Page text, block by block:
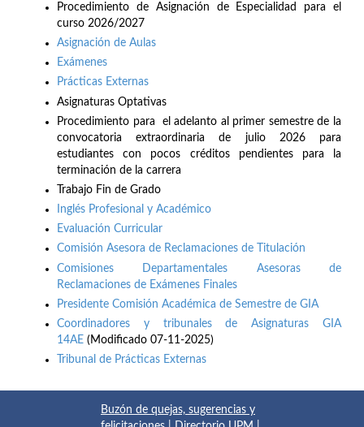
Procedimiento de Asignación de Especialidad para el
curso 2026/2027
Asignación de Aulas
Exámenes
Prácticas Externas
Asignaturas Optativas
Procedimiento para el adelanto al primer semestre de la
convocatoria extraordinaria de julio 2026 para
estudiantes con pocos créditos pendientes para la
terminación de la carrera
Trabajo Fin de Grado
Inglés Profesional y Académico
Evaluación Curricular
Comisión Asesora de Reclamaciones de Titulación
Comisiones Departamentales Asesoras de
Reclamaciones de Exámenes Finales
Presidente Comisión Académica de Semestre de GIA
Coordinadores y tribunales de Asignaturas GIA
14AE (Modificado 07-11-2025)
Tribunal de Prácticas Externas
Buzón de quejas, sugerencias y